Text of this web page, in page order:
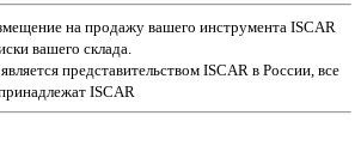
на продажу вашего инструмента ISCAR
вашего склада.
представительством ISCAR в России, все
ISCAR